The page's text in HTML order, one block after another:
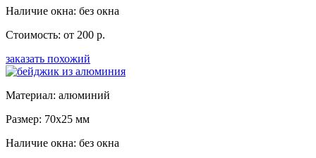
Наличие окна: без окна
Стоимость: от 200 р.
заказать похожий
Материал: алюминий
Размер: 70x25 мм
Наличие окна: без окна